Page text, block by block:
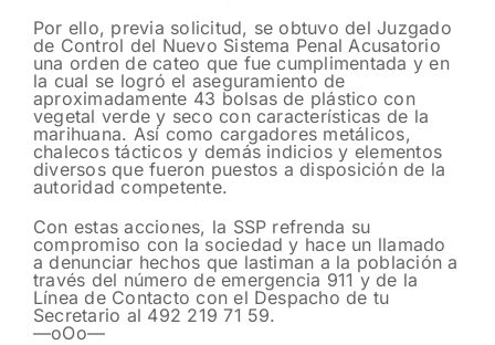
Por ello, previa solicitud, se obtuvo del Juzgado
de Control del Nuevo Sistema Penal Acusatorio
una orden de cateo que fue cumplimentada y en
la cual se logró el aseguramiento de
aproximadamente 43 bolsas de plástico con
vegetal verde y seco con características de la
marihuana. Así como cargadores metálicos,
chalecos tácticos y demás indicios y elementos
diversos que fueron puestos a disposición de la
autoridad competente.
Con estas acciones, la SSP refrenda su
compromiso con la sociedad y hace un llamado
a denunciar hechos que lastiman a la población a
través del número de emergencia 911 y de la
Línea de Contacto con el Despacho de tu
Secretario al 492 219 71 59.
—oOo—